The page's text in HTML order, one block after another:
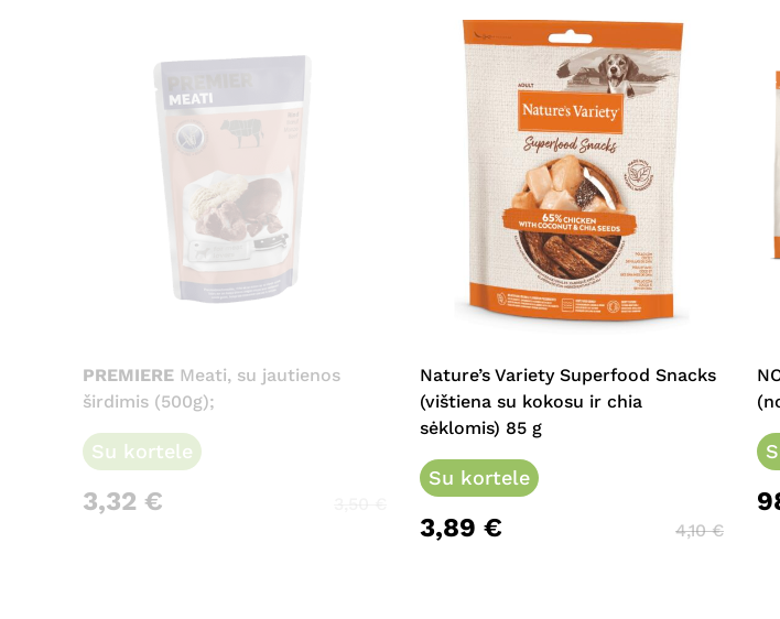
PREMIERE Meati, su jautienos
širdimis (500g);
Su kortele
3,32 €
Nature’s Variety Superfood Snacks
(vištiena su kokosu ir chia
sėklomis) 85 g
Su kortele
3,89 € 4,10€